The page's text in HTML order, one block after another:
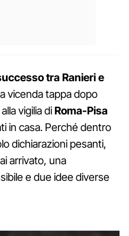
tra Ranieri e
vicenda tappa dopo
vigilia diRoma-Pisa
in casa. Perché dentro
dichiarazioni pesanti,
arrivato, una
e due idee diverse